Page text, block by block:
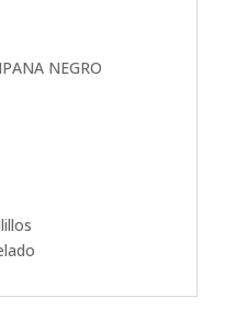
NEGRO